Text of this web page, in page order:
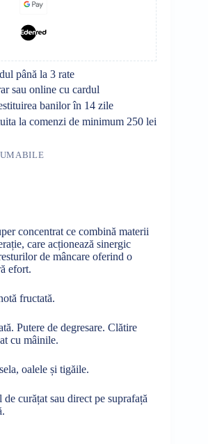
până la 3 rate
sau online cu cardul
banilor în 14 zile
la comenzi de minimum 250 lei
concentrat ce combină materii
care acționează sinergic
de mâncare oferind o
efort.
fructată.
Putere de degresare. Clătire
cu mâinile.
, oalele și tigăile.
de curățat sau direct pe suprafață
.